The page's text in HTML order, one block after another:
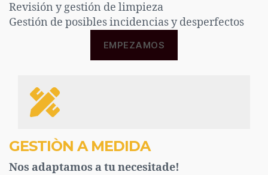
Revisión y gestión de limpieza
Gestión de posibles incidencias y desperfectos
EMPEZAMOS
GESTIÒN A MEDIDA
Nos adaptamos a tu necesitade!